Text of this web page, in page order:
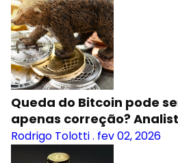
Queda do Bitcoin pode
apenas correção?
Rodrigo Tolotti. fev 02, 2026